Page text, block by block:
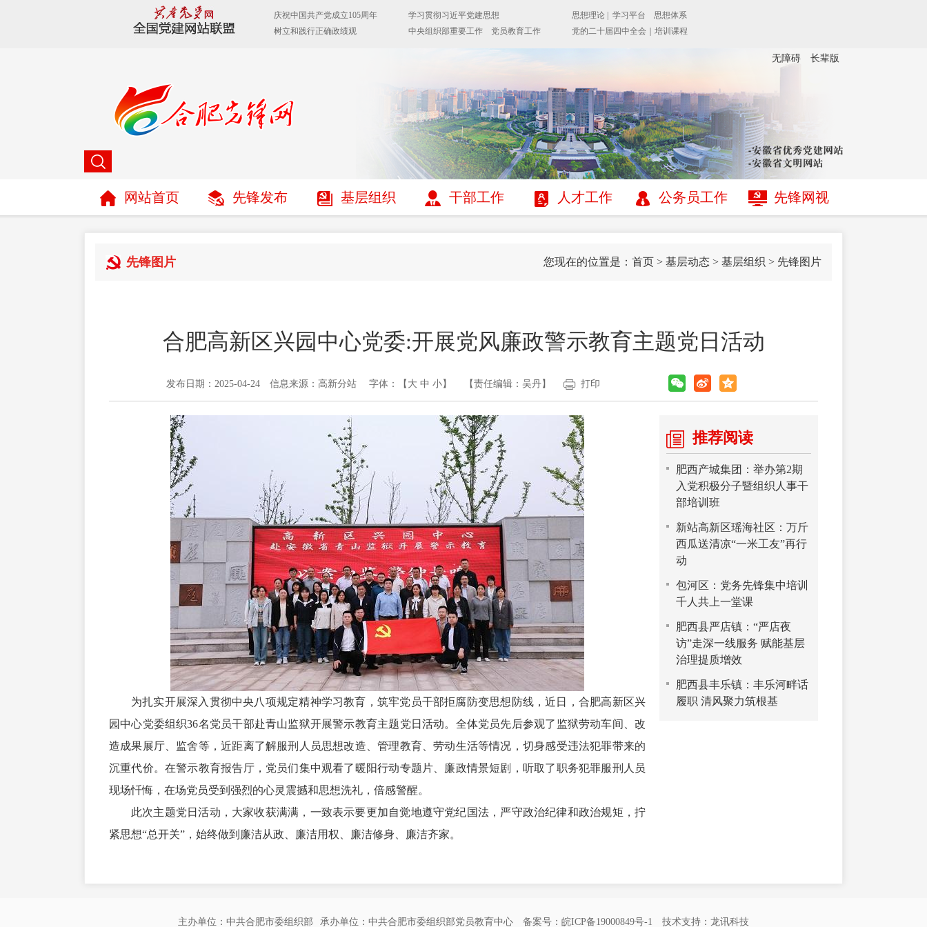
无障碍 长辈版
网站首页 先锋发布 基层组织 干部工作 人才工作 公务员工作 先锋网视
先锋图片 您现在的位置是： 首页 > 基层动态 > 基层组织 > 先锋图片
合肥高新区兴园中心党委:开展党风廉政警示教育主题党日活动
发布日期：2025-04-24 信息来源：高新分站 字体：【 大 中 小】 【责任编辑：吴丹】 打印
为扎实开展深入贯彻中央八项规定精神学习教育，筑牢党员干部拒腐防变思想防线，近日，合肥高新区兴
园中心党委组织36名党员干部赴青山监狱开展警示教育主题党日活动。全体党员先后参观了监狱劳动车间、改
造成果展厅、监舍等，近距离了解服刑人员思想改造、管理教育、劳动生活等情况，切身感受违法犯罪带来的
沉重代价。在警示教育报告厅，党员们集中观看了暖阳行动专题片、廉政情景短剧，听取了职务犯罪服刑人员
现场忏悔，在场党员受到强烈的心灵震撼和思想洗礼，倍感警醒。
此次主题党日活动，大家收获满满，一致表示要更加自觉地遵守党纪国法，严守政治纪律和政治规矩，拧
紧思想“总开关”，始终做到廉洁从政、廉洁用权、廉洁修身、廉洁齐家。
推荐阅读
肥西产城集团：举办第2期
入党积极分子暨组织人事干
部培训班
新站高新区瑶海社区：万斤
西瓜送清凉“一米工友”再行
动
包河区：党务先锋集中培训
千人共上一堂课
肥西县严店镇：“严店夜
访”走深一线服务 赋能基层
治理提质增效
肥西县丰乐镇：丰乐河畔话
履职 清风聚力筑根基
主办单位：中共合肥市委组织部 承办单位：中共合肥市委组织部党员教育中心 备案号：皖ICP备19000849号-1 技术支持： 龙讯科技